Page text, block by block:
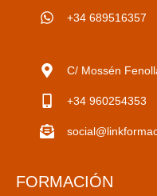
+34 689516357
C/ Mossén
+34 960254353
FORMACIÓN